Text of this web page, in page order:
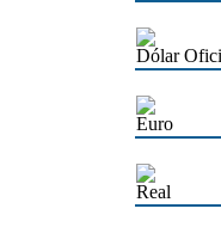
Dólar
Euro
Real